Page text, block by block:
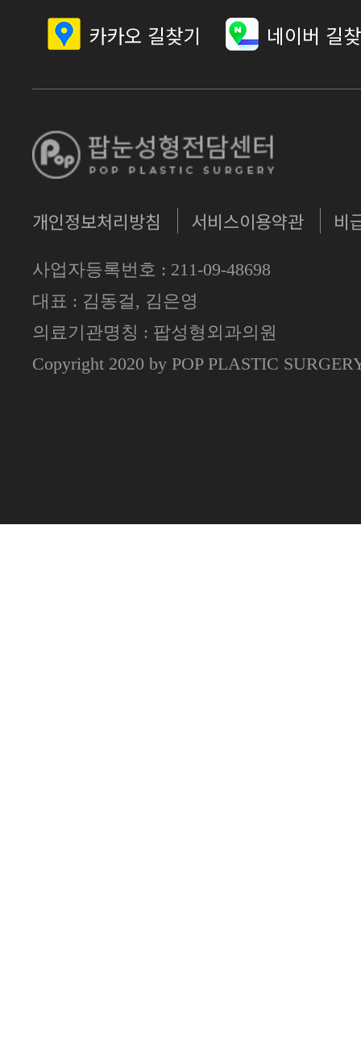
카카오 길찾기 네이버 길
개인정보처리방침 서비스이용약관 비
사업자등록번호 : 211-09-48698
대표 : 김동걸, 김은영
의료기관명칭 : 팝성형외과의원
Copyright 2020 by POP PLASTIC